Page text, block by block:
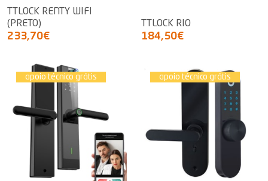
TTLOCK RENTY WIFI
(PRETO)
233,70€
TTLOCK RIO
184,50€
apoio técnico grátis apoio técnico grátis